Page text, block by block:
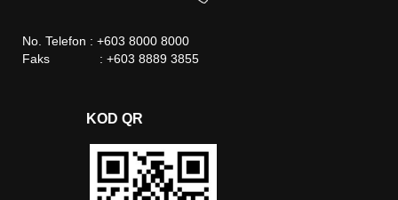
No. Telefon : +603 8000 8000
Faks : +603 8889 3855
KOD QR